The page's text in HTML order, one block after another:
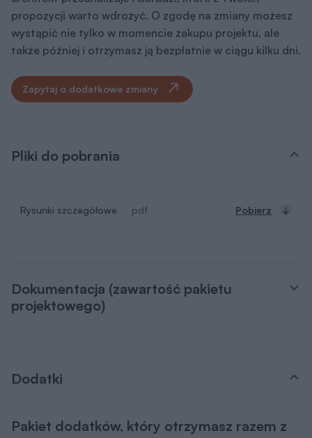
propozycji warto wdrożyć. O zgodę na zmiany możesz
wystąpić nie tylko w momencie zakupu projektu, ale
także później i otrzymasz ją bezpłatnie w ciągu kilku dni.
Zapytaj o dodatkowe zmiany
Pliki do pobrania
Rysunki szczegółowe pdf Pobierz
Dokumentacja (zawartość pakietu
projektowego)
Dodatki
Pakiet dodatków, który otrzymasz razem z